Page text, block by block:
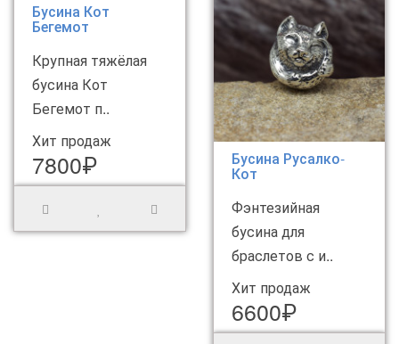
Бусина Кот
Бегемот
Крупная тяжёлая
бусина Кот
Бегемот п..
Хит продаж
7800₽ Бусина Русалко-
Кот
Фэнтезийная
бусина для
браслетов с и..
Хит продаж
6600₽